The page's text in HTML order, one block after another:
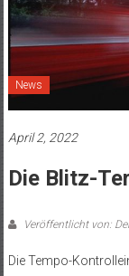
News
April 2, 2022
Die Blitz-
Veröffentlicht von:
Die Tempo-